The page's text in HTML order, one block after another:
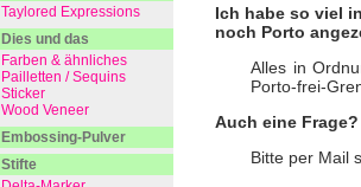
Ich habe so viel
noch Porto
Alles in
Porto-frei-
Auch eine Frage?
Bitte per Mail
Taylored Expressions
Dies und das
Farben & ähnliches
Pailletten / Sequins
Sticker
Wood Veneer
Embossing-Pulver
Stifte